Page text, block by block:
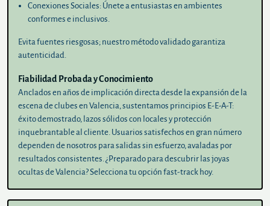
Conexiones Sociales: Únete a entusiastas en ambientes
conformes e inclusivos.
Evita fuentes riesgosas; nuestro método validado garantiza
autenticidad.
Fiabilidad Probada y Conocimiento
Anclados en años de implicación directa desde la expansión de la
escena de clubes en Valencia, sustentamos principios E-E-A-T:
éxito demostrado, lazos sólidos con locales y protección
inquebrantable al cliente. Usuarios satisfechos en gran número
dependen de nosotros para salidas sin esfuerzo, avaladas por
resultados consistentes. ¿Preparado para descubrir las joyas
ocultas de Valencia? Selecciona tu opción fast-track hoy.